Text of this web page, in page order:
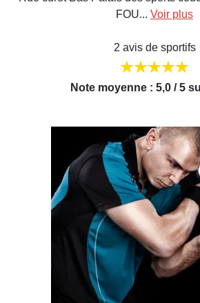
FOU... Voir plus
2 avis de sportifs
Note moyenne : 5,0 / 5